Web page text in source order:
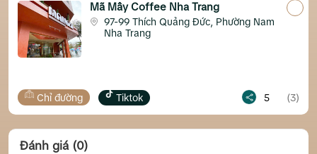
Mã Mây Coffee Nha Trang
97-99 Thích Quảng Đức, Phường Nam
Nha Trang
Chỉ đường Tiktok 5 (3)
Đánh giá (0)